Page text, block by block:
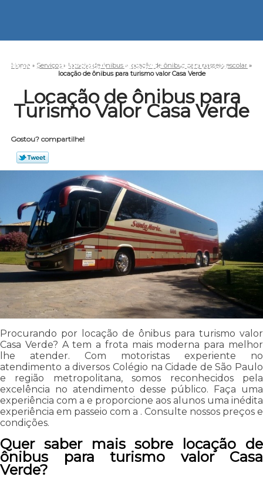
HOME EMPRESA MISSÃO SERVIÇOS
Home » Serviços » locação de ônibus » locação de ônibus para passeio escolar »
locação de ônibus para turismo valor Casa Verde
Locação de ônibus para
Turismo Valor Casa Verde
Gostou? compartilhe!
Procurando por locação de ônibus para turismo valor
Casa Verde? A tem a frota mais moderna para melhor
lhe atender. Com motoristas experiente no
atendimento a diversos Colégio na Cidade de São Paulo
e região metropolitana, somos reconhecidos pela
excelência no atendimento desse público. Faça uma
experiência com a e proporcione aos alunos uma inédita
experiência em passeio com a . Consulte nossos preços e
condições.
Quer saber mais sobre locação de
ônibus para turismo valor Casa
Verde?